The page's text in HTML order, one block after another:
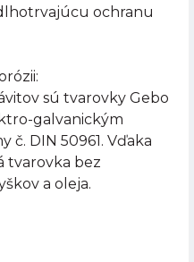
ochranu
sú tvarovky Gebo
galvanickým
č. DIN 50961. Vďaka
tvarovka bez
a oleja.